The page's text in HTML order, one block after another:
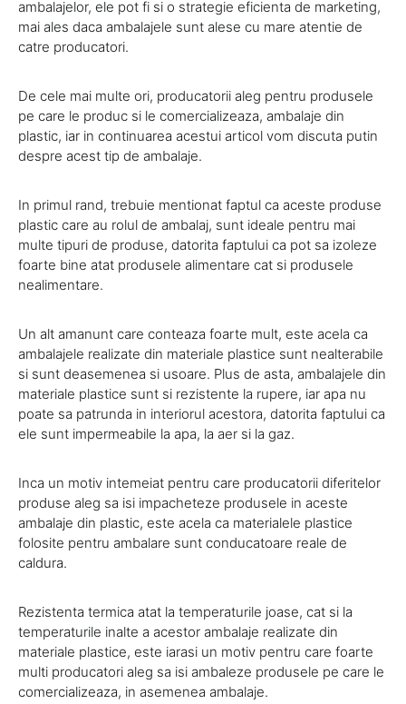
ambalajelor, ele pot fi si o strategie eficienta de marketing,
mai ales daca ambalajele sunt alese cu mare atentie de
catre producatori.
De cele mai multe ori, producatorii aleg pentru produsele
pe care le produc si le comercializeaza, ambalaje din
plastic, iar in continuarea acestui articol vom discuta putin
despre acest tip de ambalaje.
In primul rand, trebuie mentionat faptul ca aceste produse
plastic care au rolul de ambalaj, sunt ideale pentru mai
multe tipuri de produse, datorita faptului ca pot sa izoleze
foarte bine atat produsele alimentare cat si produsele
nealimentare.
Un alt amanunt care conteaza foarte mult, este acela ca
ambalajele realizate din materiale plastice sunt nealterabile
si sunt deasemenea si usoare. Plus de asta, ambalajele din
materiale plastice sunt si rezistente la rupere, iar apa nu
poate sa patrunda in interiorul acestora, datorita faptului ca
ele sunt impermeabile la apa, la aer si la gaz.
Inca un motiv intemeiat pentru care producatorii diferitelor
produse aleg sa isi impacheteze produsele in aceste
ambalaje din plastic, este acela ca materialele plastice
folosite pentru ambalare sunt conducatoare reale de
caldura.
Rezistenta termica atat la temperaturile joase, cat si la
temperaturile inalte a acestor ambalaje realizate din
materiale plastice, este iarasi un motiv pentru care foarte
multi producatori aleg sa isi ambaleze produsele pe care le
comercializeaza, in asemenea ambalaje.